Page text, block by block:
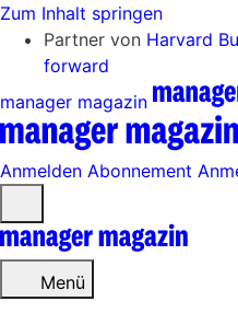
Zum Inhalt springen
Partner von Harvard
forward
manager magazin
Anmelden Abonnement
öffnen
Menü